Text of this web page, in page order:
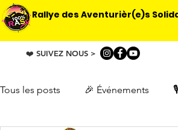
Rallye des Aventurièr(e)s
❤️ SUIVEZ NOUS >
Tous les posts 🎉 Événements